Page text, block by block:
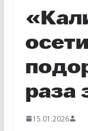
раза
15.01.2026